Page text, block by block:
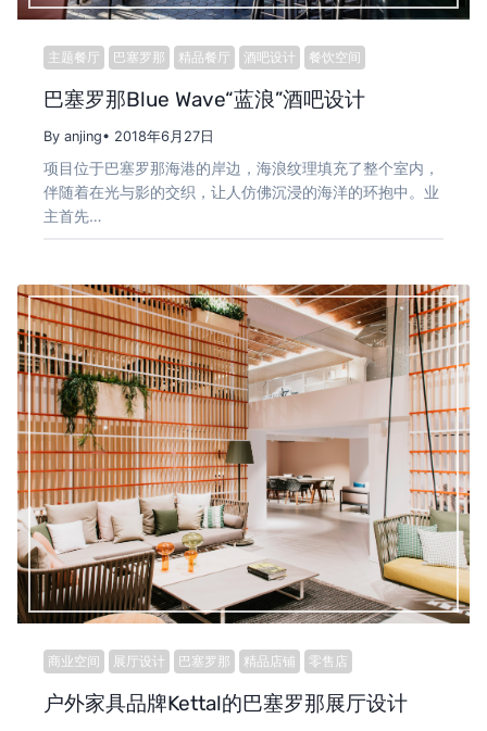
主题餐厅 巴塞罗那 精品餐厅 酒吧设计 餐饮空间
巴塞罗那Blue Wave“蓝浪”酒吧设计
By anjing• 2018年6月27日
项目位于巴塞罗那海港的岸边，海浪纹理填充了整个室内，
伴随着在光与影的交织，让人仿佛沉浸的海洋的环抱中。业
主首先…
商业空间 展厅设计 巴塞罗那 精品店铺 零售店
户外家具品牌Kettal的巴塞罗那展厅设计